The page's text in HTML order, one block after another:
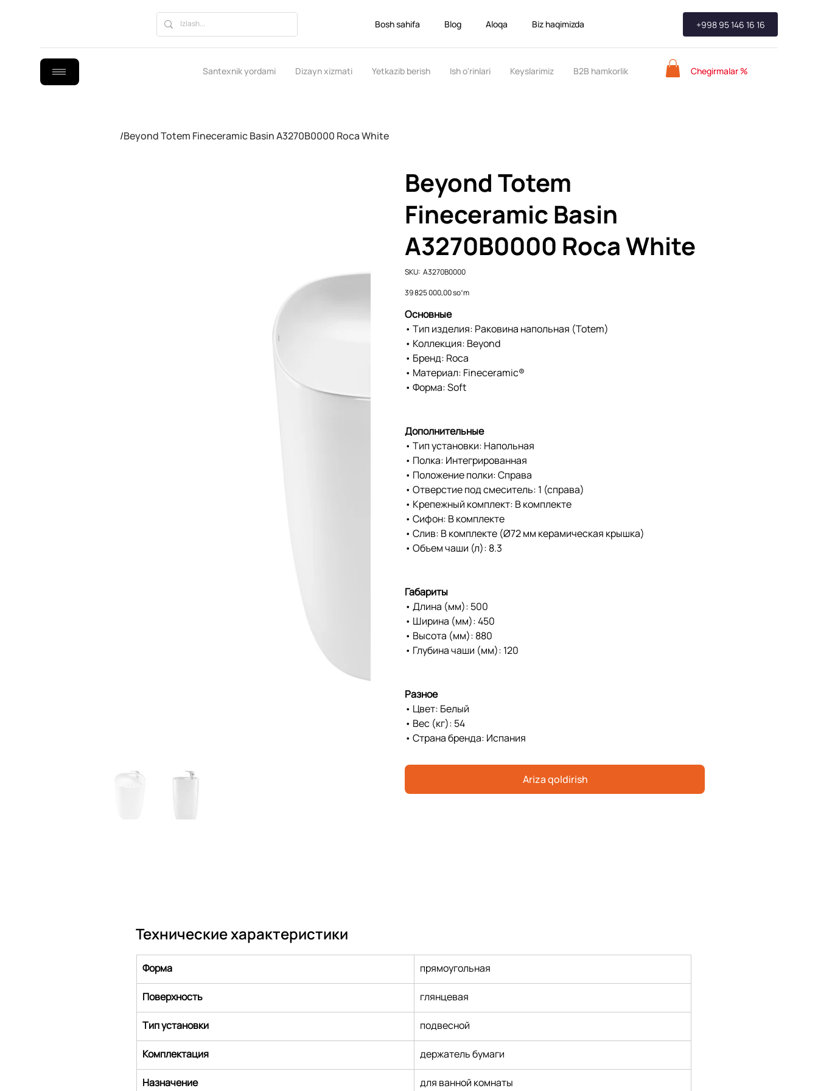
Bosh sahifa Blog Aloqa Biz haqimizda +998 95 146 16 16
Santexnik yordami Dizayn xizmati Yetkazib berish Ish o'rinlari Keyslarimiz B2B hamkorlik Chegirmalar %
/Beyond Totem Fineceramic Basin A3270B0000 Roca White
Beyond Totem
Fineceramic Basin
A3270B0000 Roca White
SKU:
SKU
A3270B0000
A3270B0000
Price
39 825 000,00 soʻm
Основные
• Тип изделия: Раковина напольная (Totem)
• Коллекция: Beyond
• Бренд: Roca
• Материал: Fineceramic®
• Форма: Soft
Дополнительные
• Тип установки: Напольная
• Полка: Интегрированная
• Положение полки: Справа
• Отверстие под смеситель: 1 (справа)
• Крепежный комплект: В комплекте
• Сифон: В комплекте
• Слив: В комплекте (Ø72 мм керамическая крышка)
• Объем чаши (л): 8.3
Габариты
• Длина (мм): 500
• Ширина (мм): 450
• Высота (мм): 880
• Глубина чаши (мм): 120
Разное
• Цвет: Белый
• Вес (кг): 54
• Страна бренда: Испания
Ariza qoldirish
Технические характеристики
Форма прямоугольная
Поверхность глянцевая
Тип установки подвесной
Комплектация держатель бумаги
Назначение для ванной комнаты